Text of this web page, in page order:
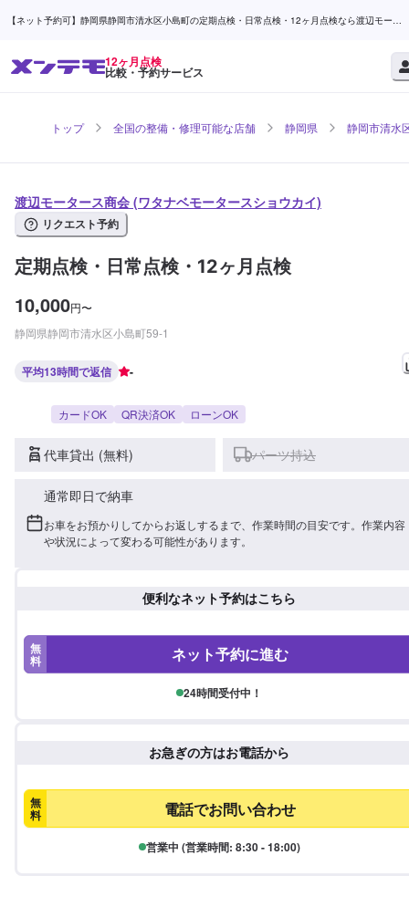
【ネット予約可】静岡県静岡市清水区小島町の定期点検・日常点検・12ヶ月点検なら渡辺モータ
12ヶ月点検
比較・予約サービス
トップ 全国の整備・修理可能な店舗 静岡県 静岡市清水
渡辺モータース商会 (ワタナベモータースショウカイ)
リクエスト予約
定期点検・日常点検・12ヶ月点検
10,000円〜
静岡県静岡市清水区小島町59-1
平均13時間で返信 -
カードOK QR決済OK ローンOK
代車貸出 (無料) パーツ持込
通常即日で納車
お車をお預かりしてからお返しするまで、作業時間の目安です。作業内容
や状況によって変わる可能性があります。
便利なネット予約はこちら
無
料 ネット予約に進む
24時間受付中！
お急ぎの方はお電話から
無
料 電話でお問い合わせ
営業中 (営業時間: 8:30 - 18:00)